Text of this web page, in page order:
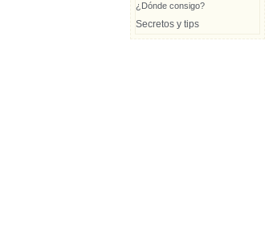
¿Dónde consigo?
Secretos y tips